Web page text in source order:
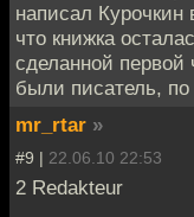
написал
что книжка
сделанной первой
были писатель,
mr_rtar »
#9 | 22.06.10 22:53
2 Redakteur